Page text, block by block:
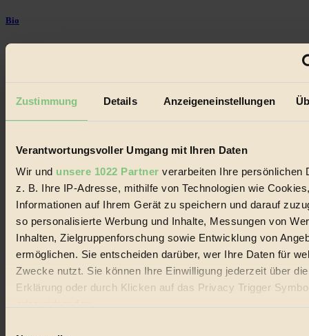
Zustimmung Details Anzeigeneinstellungen
Verantwortungsvoller Umgang mit Ihren Daten
Wir und unsere 1022 Partner verarbeiten Ihre persönlichen
z. B. Ihre IP-Adresse, mithilfe von Technologien wie
Informationen auf Ihrem Gerät zu speichern und darauf
so personalisierte Werbung und Inhalte, Messungen von
Inhalten, Zielgruppenforschung sowie Entwicklung von
ermöglichen. Sie entscheiden darüber, wer Ihre Daten für
Zwecke nutzt. Sie können Ihre Einwilligung jederzeit über
Erklärung oder durch Klicken auf das Privacy Trigger
Bio
#
Lebensmittel
Natur
kinderbuch